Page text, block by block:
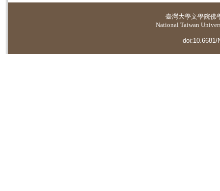
臺灣大學文學院佛
National Taiwan
doi:10.6681/